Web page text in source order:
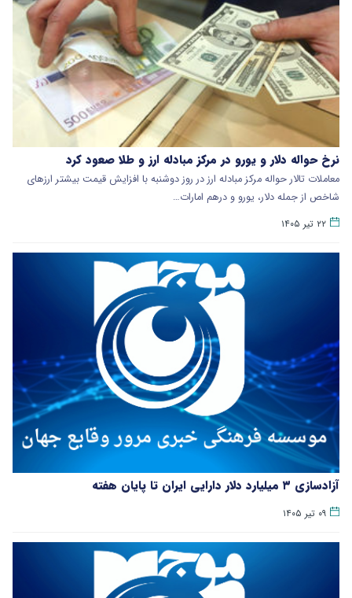
نرخ حواله دلار و یورو در مرکز مبادله ارز و طلا صعود کرد
معاملات تالار حواله مرکز مبادله ارز در روز دوشنبه با افزایش قیمت بیشتر ارزهای
شاخص از جمله دلار، یورو و درهم امارات…
۲۲ تیر ۱۴۰۵
آزادسازی ۳ میلیارد دلار دارایی ایران تا پایان هفته
۰۹ تیر ۱۴۰۵